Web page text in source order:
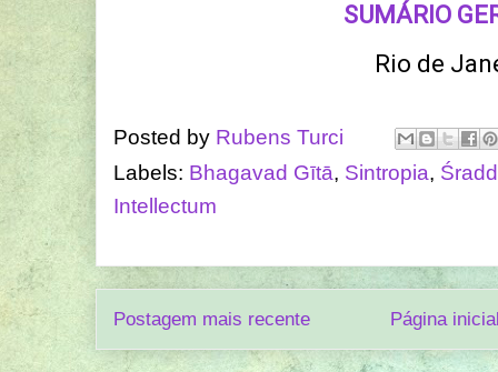
SUMÁRIO
Rio de
Posted by Rubens Turci
Labels: Bhagavad Gītā, Sintropia,
Intellectum
Postagem mais recente Página